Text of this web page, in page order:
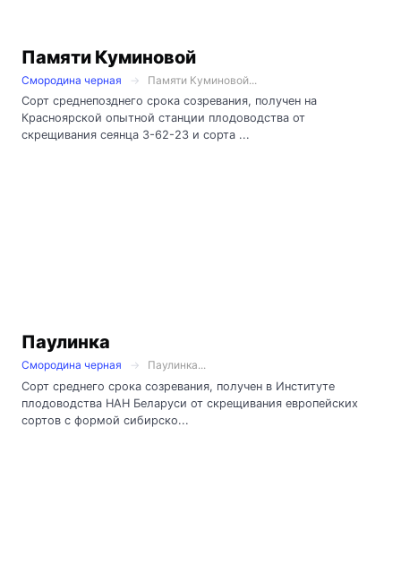
Памяти Куминовой
Смородина черная
Памяти Куминовой...
Сорт среднепозднего срока созревания, получен на
Красноярской опытной станции плодоводства от
скрещивания сеянца 3-62-23 и сорта ...
Паулинка
Смородина черная
Паулинка...
Сорт среднего срока созревания, получен в Институте
плодоводства НАН Беларуси от скрещивания европейских
сортов с формой сибирско...